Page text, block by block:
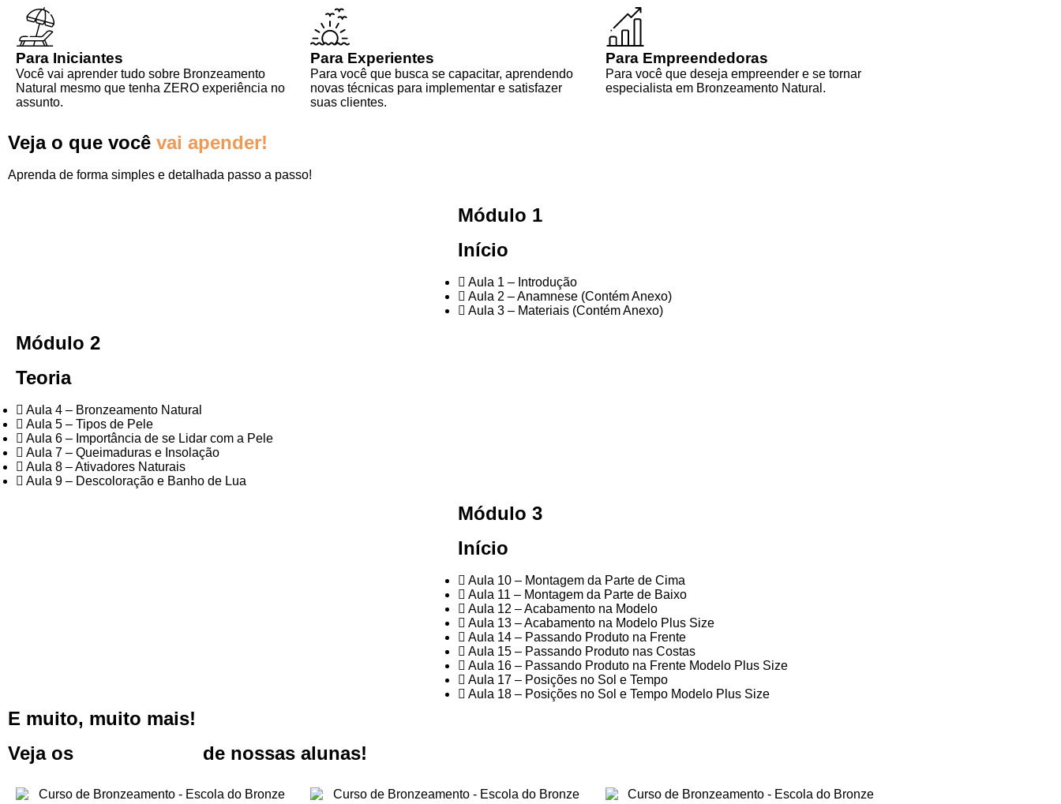
Para Iniciantes
Você vai aprender tudo sobre Bronzeamento
Natural mesmo que tenha ZERO experiência no
assunto.
Para Experientes
Para você que busca se capacitar, aprendendo
novas técnicas para implementar e satisfazer
suas clientes.
Para Empreendedoras
Para você que deseja empreender e se tornar
especialista em Bronzeamento Natural.
Veja o que você vai apender!
Aprenda de forma simples e detalhada passo a passo!
Módulo 1
Início
Aula 1 – Introdução
Aula 2 – Anamnese (Contém Anexo)
Aula 3 – Materiais (Contém Anexo)
Módulo 2
Teoria
Aula 4 – Bronzeamento Natural
Aula 5 – Tipos de Pele
Aula 6 – Importância de se Lidar com a Pele
Aula 7 – Queimaduras e Insolação
Aula 8 – Ativadores Naturais
Aula 9 – Descoloração e Banho de Lua
Módulo 3
Início
Aula 10 – Montagem da Parte de Cima
Aula 11 – Montagem da Parte de Baixo
Aula 12 – Acabamento na Modelo
Aula 13 – Acabamento na Modelo Plus Size
Aula 14 – Passando Produto na Frente
Aula 15 – Passando Produto nas Costas
Aula 16 – Passando Produto na Frente Modelo Plus Size
Aula 17 – Posições no Sol e Tempo
Aula 18 – Posições no Sol e Tempo Modelo Plus Size
E muito, muito mais!
Veja os
de nossas alunas!